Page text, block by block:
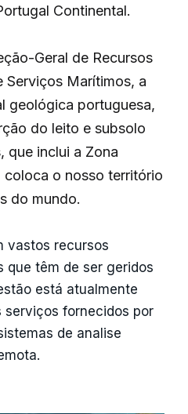
Continental.
Geral de Recursos
Serviços Marítimos, a
geológica portuguesa,
do leito e subsolo
que inclui a Zona
coloca o nosso território
do mundo.
vastos recursos
que têm de ser geridos
está atualmente
serviços fornecidos por
de analise